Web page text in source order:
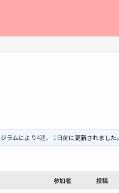
ジラムにより4週、 1日前に更新されました。
参加者 投稿